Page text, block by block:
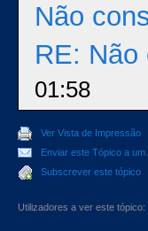
Não
RE: Não
01:58
Ver Vista de Impressão
Enviar este Tópico a um
Subscrever este tópico
Utilizadores a ver este tópico: